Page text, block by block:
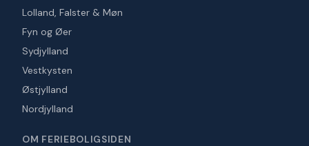
Lolland, Falster & Møn
Fyn og Øer
Sydjylland
Vestkysten
Østjylland
Nordjylland
OM FERIEBOLIGSIDEN